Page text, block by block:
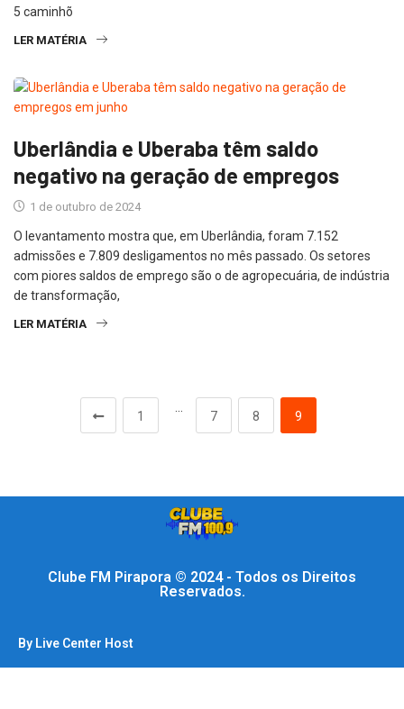
5 caminhõ
LER MATÉRIA
Uberlândia e Uberaba têm saldo
negativo na geração de empregos
1 de outubro de 2024
O levantamento mostra que, em Uberlândia, foram 7.152
admissões e 7.809 desligamentos no mês passado. Os setores
com piores saldos de emprego são o de agropecuária, de indústria
de transformação,
LER MATÉRIA
1 7 8 9
Clube FM Pirapora © 2024 - Todos os Direitos
Reservados.
By Live Center Host